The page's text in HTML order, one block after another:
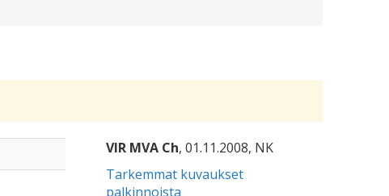
VIR MVA Ch, 01.11.2008, NK
Tarkemmat kuvaukset
palkinnoista